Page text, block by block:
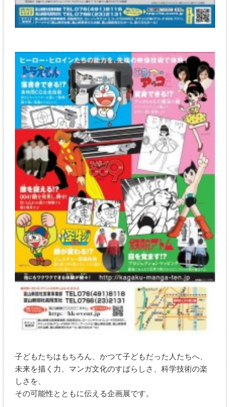
子どもたちはもちろん、かつて子どもだった人たちへ、
未来を描く力、マンガ文化のすばらしさ、科学技術の楽
しさを、
その可能性とともに伝える企画展です。